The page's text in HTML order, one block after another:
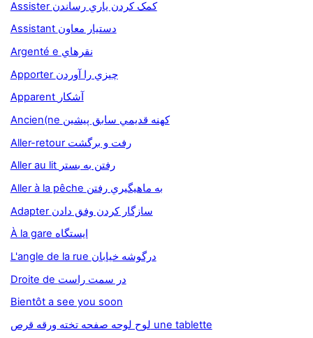
Assister کمک کردن ياري رساندن
Assistant دستيار معاون
Argenté e نقرهاي
Apporter چيزي را آوردن
Apparent آشكار
Ancien(ne کهنه قديمي سابق پيشين
Aller-retour رفت و برگشت
Aller au lit رفتن به بستر
Aller à la pêche به ماهيگيري رفتن
Adapter سازگار کردن وفق دادن
À la gare ايستگاه
L'angle de la rue درگوشه خيابان
Droite de در سمت راست
Bientôt a see you soon
لوح لوحه صفحه تخته ورقه قرص une tablette